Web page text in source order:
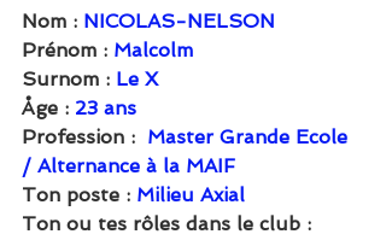
Nom : NICOLAS-NELSON
Prénom : Malcolm
Surnom : Le X
Åge : 23 ans
Profession : Master Grande Ecole
/ Alternance à la MAIF
Ton poste : Milieu Axial
Ton ou tes rôles dans le club :